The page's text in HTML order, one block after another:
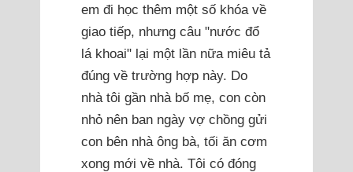
em đi học thêm một số khóa về
giao tiếp, nhưng câu "nước đổ
lá khoai" lại một lần nữa miêu tả
đúng về trường hợp này. Do
nhà tôi gần nhà bố mẹ, con còn
nhỏ nên ban ngày vợ chồng gửi
con bên nhà ông bà, tối ăn cơm
xong mới về nhà. Tôi có đóng